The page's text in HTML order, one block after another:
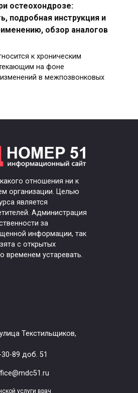
остеохондрозе:
подробная инструкция и
обзор аналогов
к хроническим
на фоне
в межпозвонковых
отношения ни к
организации. Целью
является
Администрация
за
информации, так
с открытых
временем устаревать.
Текстильщиков,
89 доб. 51
услуги врач